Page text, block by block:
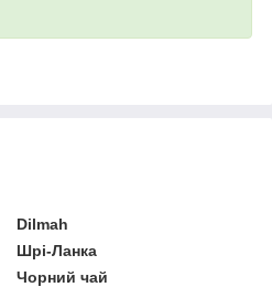
Dilmah
Шрі-Ланка
Чорний чай